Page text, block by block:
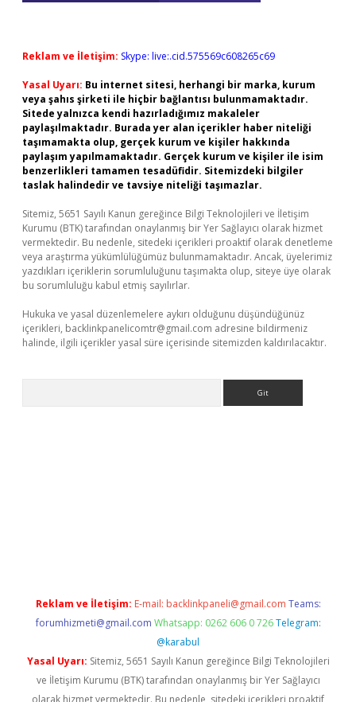
Reklam ve İletişim: Skype: live:.cid.575569c608265c69
Yasal Uyarı: Bu internet sitesi, herhangi bir marka, kurum
veya şahıs şirketi ile hiçbir bağlantısı bulunmamaktadır.
Sitede yalnızca kendi hazırladığımız makaleler
paylaşılmaktadır. Burada yer alan içerikler haber niteliği
taşımamakta olup, gerçek kurum ve kişiler hakkında
paylaşım yapılmamaktadır. Gerçek kurum ve kişiler ile isim
benzerlikleri tamamen tesadüfidir. Sitemizdeki bilgiler
taslak halindedir ve tavsiye niteliği taşımazlar.
Sitemiz, 5651 Sayılı Kanun gereğince Bilgi Teknolojileri ve İletişim
Kurumu (BTK) tarafından onaylanmış bir Yer Sağlayıcı olarak hizmet
vermektedir. Bu nedenle, sitedeki içerikleri proaktif olarak denetleme
veya araştırma yükümlülüğümüz bulunmamaktadır. Ancak, üyelerimiz
yazdıkları içeriklerin sorumluluğunu taşımakta olup, siteye üye olarak
bu sorumluluğu kabul etmiş sayılırlar.
Hukuka ve yasal düzenlemelere aykırı olduğunu düşündüğünüz
içerikleri, backlinkpanelicomtr@gmail.com adresine bildirmeniz
halinde, ilgili içerikler yasal süre içerisinde sitemizden kaldırılacaktır.
Reklam ve İletişim: E-mail: backlinkpaneli@gmail.com Teams:
forumhizmeti@gmail.com Whatsapp: 0262 606 0 726 Telegram:
@karabul
Yasal Uyarı: Sitemiz, 5651 Sayılı Kanun gereğince Bilgi Teknolojileri
ve İletişim Kurumu (BTK) tarafından onaylanmış bir Yer Sağlayıcı
olarak hizmet vermektedir. Bu nedenle, sitedeki içerikleri proaktif